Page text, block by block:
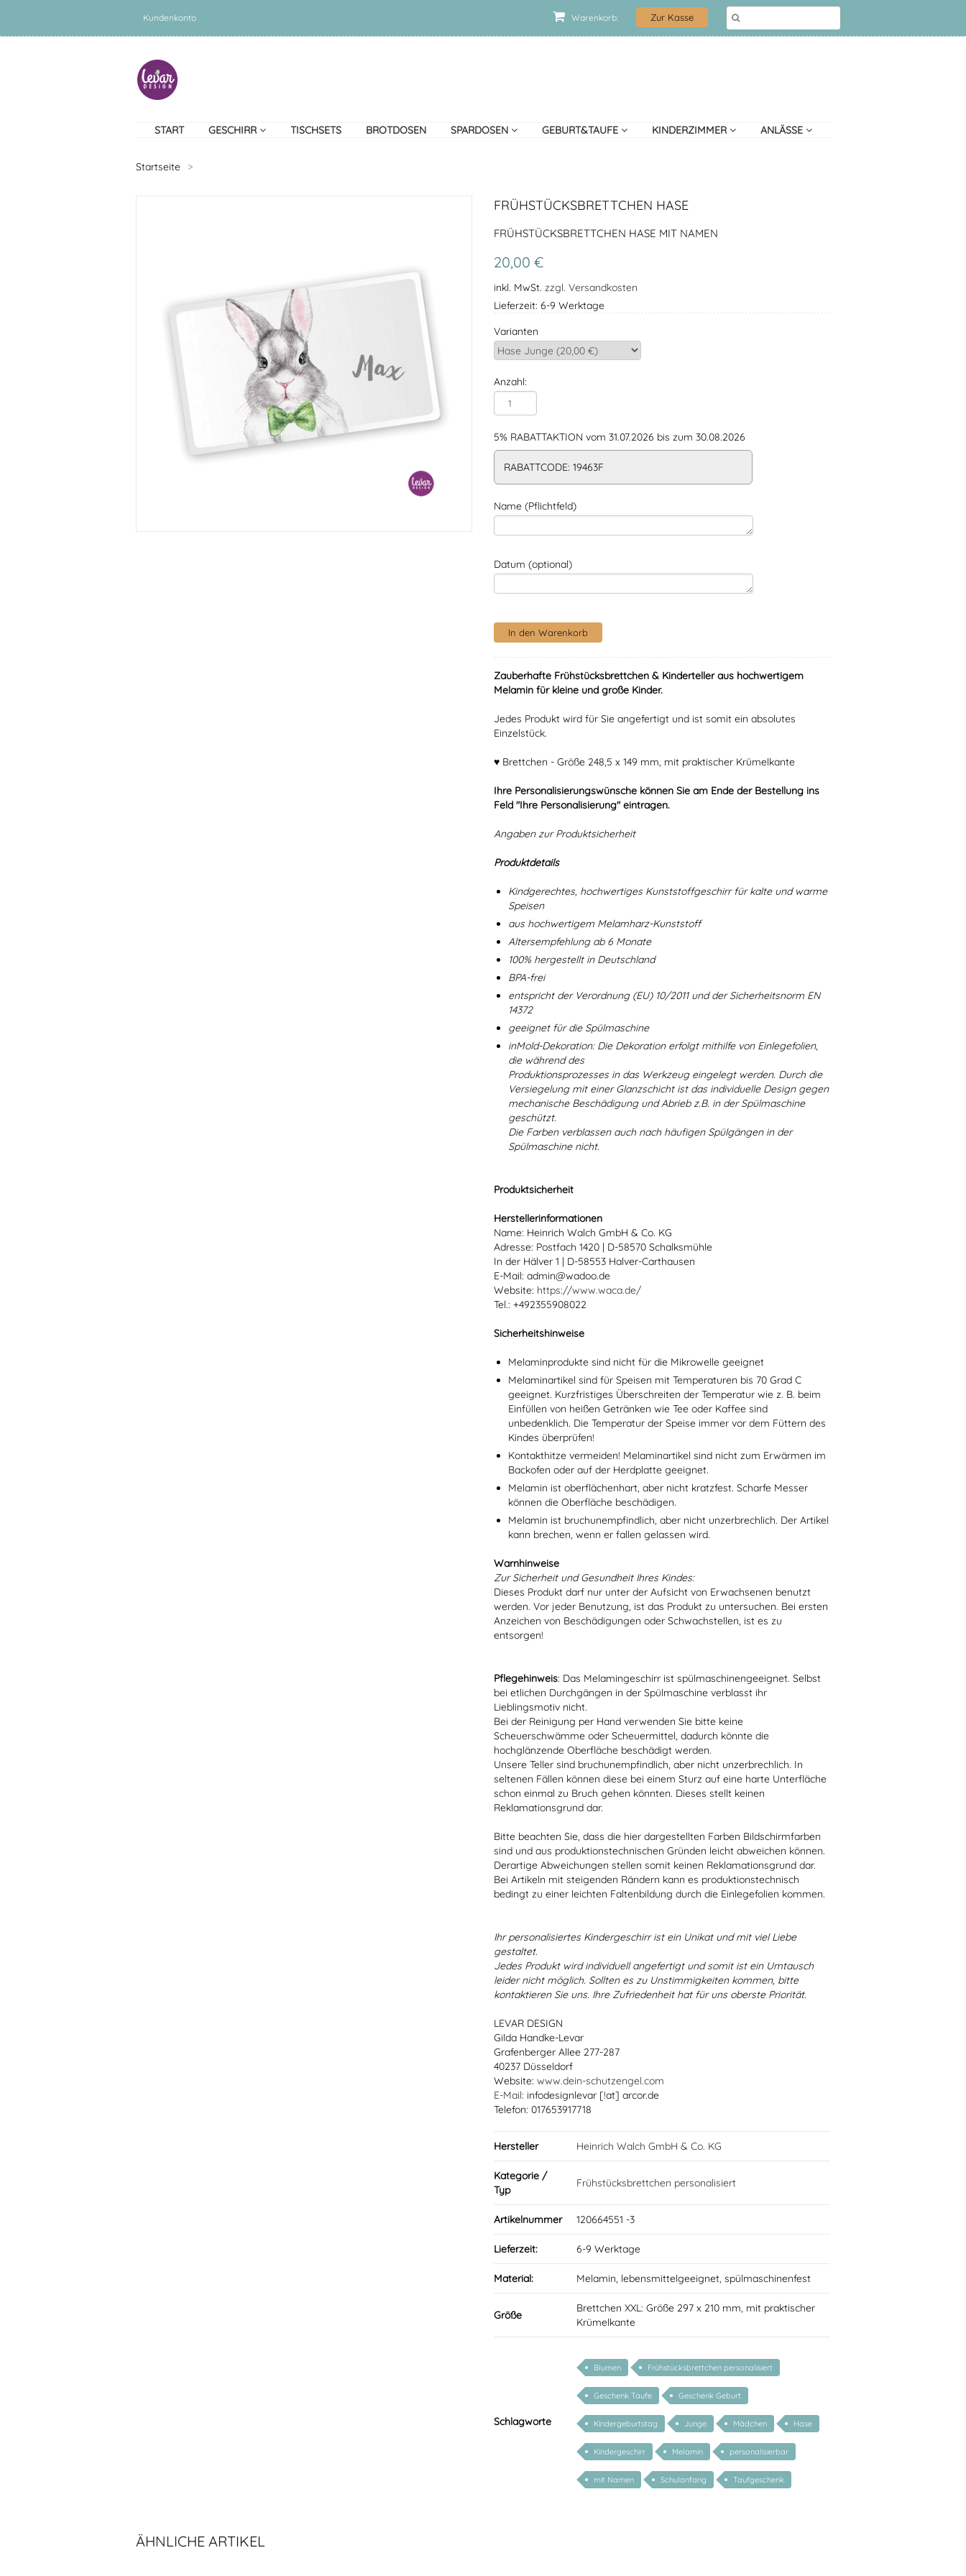
Zur Kasse
Warenkorb:
Kundenkonto
START GESCHIRR TISCHSETS BROTDOSEN SPARDOSEN GEBURT&TAUFE KINDERZIMMER ANLÄSSE
Startseite >
FRÜHSTÜCKSBRETTCHEN HASE
FRÜHSTÜCKSBRETTCHEN HASE MIT NAMEN
20,00 €
inkl. MwSt. zzgl. Versandkosten
Lieferzeit: 6-9 Werktage
Varianten
Anzahl:
5% RABATTAKTION vom 31.07.2026 bis zum 30.08.2026
RABATTCODE: 19463F
Name (Pflichtfeld)
Datum (optional)
Zauberhafte Frühstücksbrettchen & Kinderteller aus hochwertigem
Melamin für kleine und große Kinder.
Jedes Produkt wird für Sie angefertigt und ist somit ein absolutes
Einzelstück.
♥ Brettchen - Größe 248,5 x 149 mm, mit praktischer Krümelkante
Ihre Personalisierungswünsche können Sie am Ende der Bestellung ins
Feld "Ihre Personalisierung" eintragen.
Angaben zur Produktsicherheit
Produktdetails
Kindgerechtes, hochwertiges Kunststoffgeschirr für kalte und warme
Speisen
aus hochwertigem Melamharz-Kunststoff
Altersempfehlung ab 6 Monate
100% hergestellt in Deutschland
BPA-frei
entspricht der Verordnung (EU) 10/2011 und der Sicherheitsnorm EN
14372
geeignet für die Spülmaschine
inMold-Dekoration: Die Dekoration erfolgt mithilfe von Einlegefolien,
die während des
Produktionsprozesses in das Werkzeug eingelegt werden. Durch die
Versiegelung mit einer Glanzschicht ist das individuelle Design gegen
mechanische Beschädigung und Abrieb z.B. in der Spülmaschine
geschützt.
Die Farben verblassen auch nach häufigen Spülgängen in der
Spülmaschine nicht.
Produktsicherheit
Herstellerinformationen
Name: Heinrich Walch GmbH & Co. KG
Adresse: Postfach 1420 | D-58570 Schalksmühle
In der Hälver 1 | D-58553 Halver-Carthausen
E-Mail: admin@wadoo.de
Website: https://www.waca.de/
Tel.: +492355908022
Sicherheitshinweise
Melaminprodukte sind nicht für die Mikrowelle geeignet
Melaminartikel sind für Speisen mit Temperaturen bis 70 Grad C
geeignet. Kurzfristiges Überschreiten der Temperatur wie z. B. beim
Einfüllen von heißen Getränken wie Tee oder Kaffee sind
unbedenklich. Die Temperatur der Speise immer vor dem Füttern des
Kindes überprüfen!
Kontakthitze vermeiden! Melaminartikel sind nicht zum Erwärmen im
Backofen oder auf der Herdplatte geeignet.
Melamin ist oberflächenhart, aber nicht kratzfest. Scharfe Messer
können die Oberfläche beschädigen.
Melamin ist bruchunempfindlich, aber nicht unzerbrechlich. Der Artikel
kann brechen, wenn er fallen gelassen wird.
Warnhinweise
Zur Sicherheit und Gesundheit Ihres Kindes:
Dieses Produkt darf nur unter der Aufsicht von Erwachsenen benutzt
werden. Vor jeder Benutzung, ist das Produkt zu untersuchen. Bei ersten
Anzeichen von Beschädigungen oder Schwachstellen, ist es zu
entsorgen!
Pflegehinweis: Das Melamingeschirr ist spülmaschinengeeignet. Selbst
bei etlichen Durchgängen in der Spülmaschine verblasst ihr
Lieblingsmotiv nicht.
Bei der Reinigung per Hand verwenden Sie bitte keine
Scheuerschwämme oder Scheuermittel, dadurch könnte die
hochglänzende Oberfläche beschädigt werden.
Unsere Teller sind bruchunempfindlich, aber nicht unzerbrechlich. In
seltenen Fällen können diese bei einem Sturz auf eine harte Unterfläche
schon einmal zu Bruch gehen könnten. Dieses stellt keinen
Reklamationsgrund dar.
Bitte beachten Sie, dass die hier dargestellten Farben Bildschirmfarben
sind und aus produktionstechnischen Gründen leicht abweichen können.
Derartige Abweichungen stellen somit keinen Reklamationsgrund dar.
Bei Artikeln mit steigenden Rändern kann es produktionstechnisch
bedingt zu einer leichten Faltenbildung durch die Einlegefolien kommen.
Ihr personalisiertes Kindergeschirr ist ein Unikat und mit viel Liebe
gestaltet.
Jedes Produkt wird individuell angefertigt und somit ist ein Umtausch
leider nicht möglich. Sollten es zu Unstimmigkeiten kommen, bitte
kontaktieren Sie uns. Ihre Zufriedenheit hat für uns oberste Priorität.
LEVAR DESIGN
Gilda Handke-Levar
Grafenberger Allee 277-287
40237 Düsseldorf
Website: www.dein-schutzengel.com
E-Mail: infodesignlevar [!at] arcor.de
Telefon: 017653917718
Hersteller Heinrich Walch GmbH & Co. KG
Kategorie /
Typ
Frühstücksbrettchen personalisiert
Artikelnummer 120664551 -3
Lieferzeit: 6-9 Werktage
Material: Melamin, lebensmittelgeeignet, spülmaschinenfest
Größe
Brettchen XXL: Größe 297 x 210 mm, mit praktischer
Krümelkante
Schlagworte
Blumen Frühstücksbrettchen personalisiert
Geschenk Taufe Geschenk Geburt
Kindergeburtstag Junge Mädchen Hase
Kindergeschirr Melamin personalisierbar
mit Namen Schulanfang Taufgeschenk
ÄHNLICHE ARTIKEL